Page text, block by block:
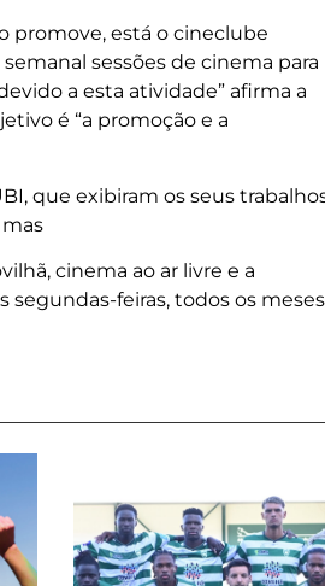
promove, está o cineclube
sessões de cinema para
a esta atividade” afirma a
é “a promoção e a
que exibiram os seus
cinema ao ar livre e a
feiras, todos os